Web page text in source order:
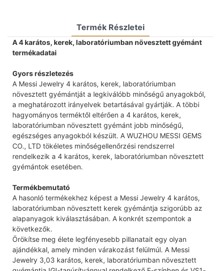
Termék Részletei
A 4 karátos, kerek, laboratóriumban növesztett gyémánt
termékadatai
Gyors részletezés
A Messi Jewelry 4 karátos, kerek, laboratóriumban
növesztett gyémántját a legkiválóbb minőségű anyagokból,
a meghatározott irányelvek betartásával gyártják. A többi
hagyományos terméktől eltérően a 4 karátos, kerek,
laboratóriumban növesztett gyémánt jobb minőségű,
egészséges anyagokból készült. A WUZHOU MESSI GEMS
CO., LTD tökéletes minőségellenőrzési rendszerrel
rendelkezik a 4 karátos, kerek, laboratóriumban növesztett
gyémántok esetében.
Termékbemutató
A hasonló termékekhez képest a Messi Jewelry 4 karátos,
laboratóriumban növesztett kerek gyémántja szigorúbb az
alapanyagok kiválasztásában. A konkrét szempontok a
következők.
Örökítse meg élete legfényesebb pillanatait egy olyan
ajándékkal, amely minden várakozást felülmúl. A Messi
Jewelry 3,03 karátos, kerek, laboratóriumban növesztett